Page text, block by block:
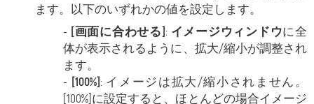
ます。以下のいずれかの値を設定します。
- [画面に合わせる]: イメージウィンドウに全
体が表示されるように、拡大/縮小が調整され
ます。
- [100%]: イメージは拡大/縮小されません。
[100%]に設定すると、ほとんどの場合イメージ